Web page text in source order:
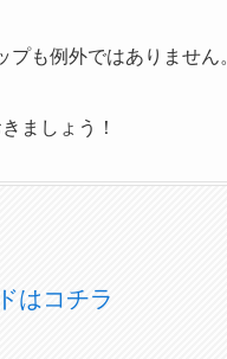
も例外ではありません。
ましょう！
はコチラ